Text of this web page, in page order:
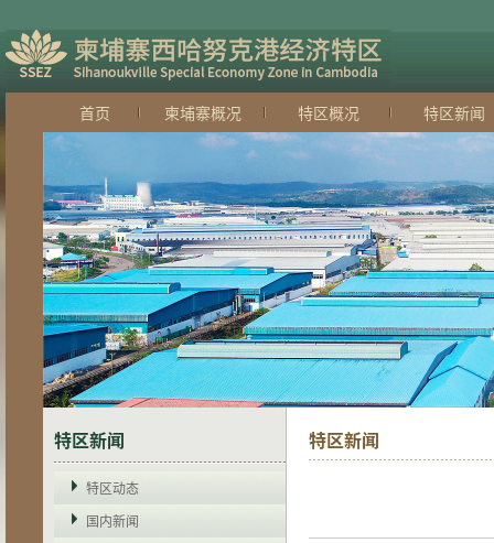
首页 柬埔寨概况 特区概况 特区新闻
特区新闻
特区动态
国内新闻
特区新闻